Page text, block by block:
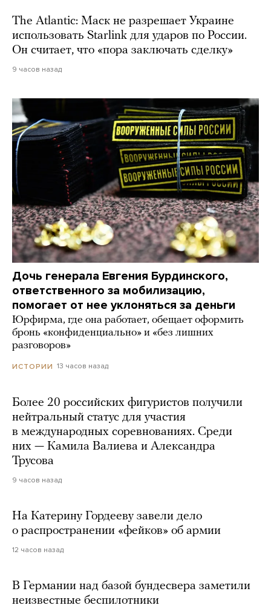
The Atlantic: Маск не разрешает Украине
использовать Starlink для ударов по России.
Он считает, что «пора заключать сделку»
9 часов назад
Дочь генерала Евгения Бурдинского,
ответственного за мобилизацию,
помогает от нее уклоняться за деньги
Юрфирма, где она работает, обещает оформить
бронь «конфиденциально» и «без лишних
разговоров»
ИСТОРИИ 13 часов назад
Более 20 российских фигуристов получили
нейтральный статус для участия
в международных соревнованиях. Среди
них — Камила Валиева и Александра
Трусова
9 часов назад
На Катерину Гордееву завели дело
о распространении «фейков» об армии
12 часов назад
В Германии над базой бундесвера заметили
неизвестные беспилотники